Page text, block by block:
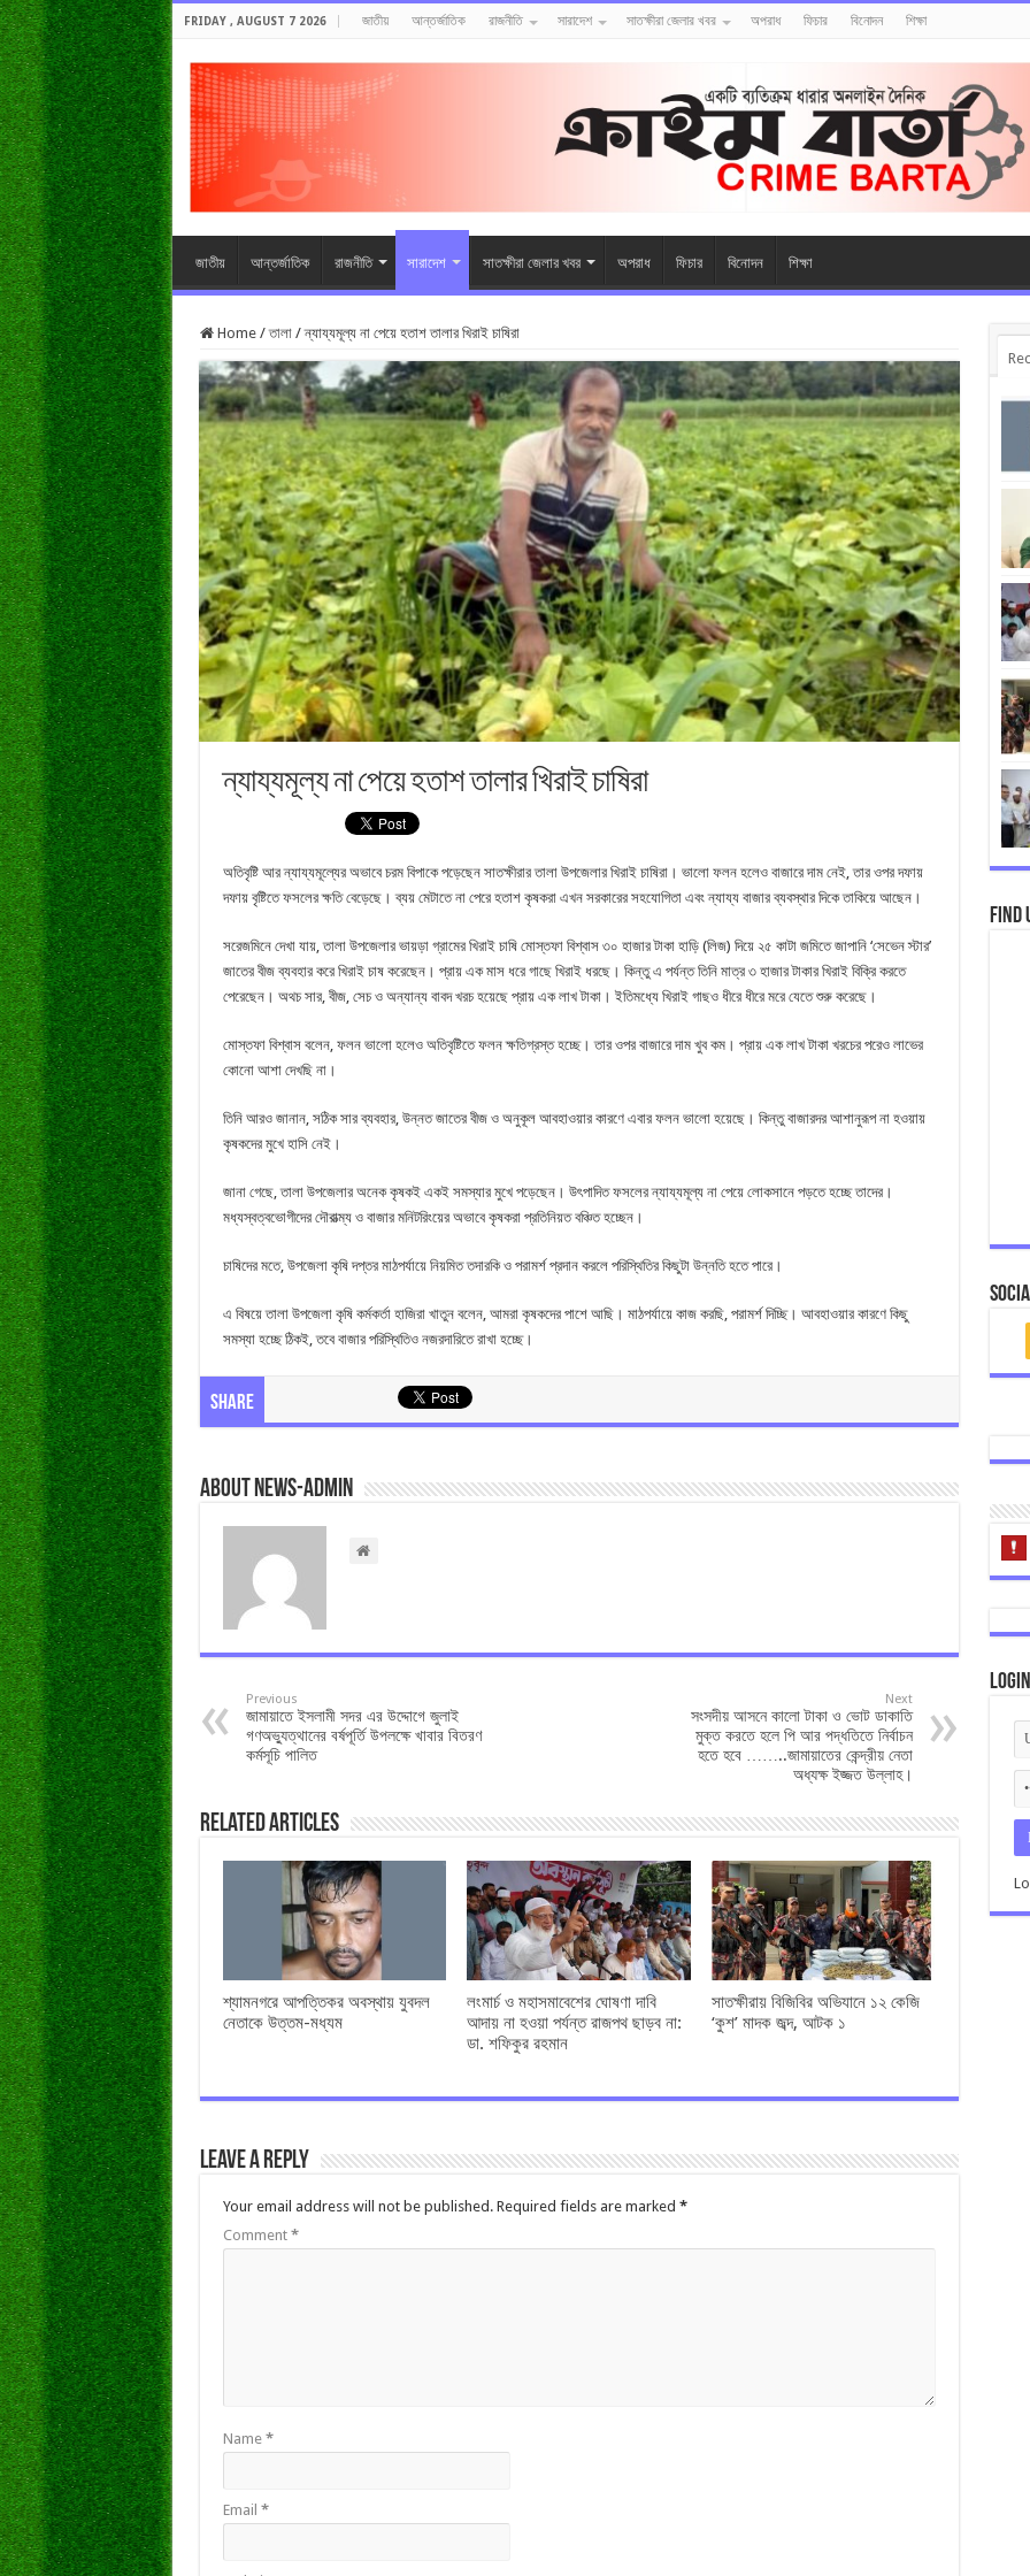
FRIDAY , AUGUST 7 2026 জাতীয় আন্তর্জাতিক রাজনীতি সারাদেশ সাতক্ষীরা জেলার খবর অপরাধ ফিচার বিনোদন শিক্ষা
জাতীয় আন্তর্জাতিক রাজনীতি সারাদেশ সাতক্ষীরা জেলার খবর অপরাধ ফিচার বিনোদন শিক্ষা
Home / তালা / ন্যায্যমূল্য না পেয়ে হতাশ তালার খিরাই চাষিরা
ন্যায্যমূল্য না পেয়ে হতাশ তালার খিরাই চাষিরা
অতিবৃষ্টি আর ন্যায্যমূল্যের অভাবে চরম বিপাকে পড়েছেন সাতক্ষীরার তালা উপজেলার খিরাই চাষিরা। ভালো ফলন হলেও বাজারে দাম নেই, তার ওপর দফায়
দফায় বৃষ্টিতে ফসলের ক্ষতি বেড়েছে। ব্যয় মেটাতে না পেরে হতাশ কৃষকরা এখন সরকারের সহযোগিতা এবং ন্যায্য বাজার ব্যবস্থার দিকে তাকিয়ে আছেন।
সরেজমিনে দেখা যায়, তালা উপজেলার ভায়ড়া গ্রামের খিরাই চাষি মোস্তফা বিশ্বাস ৩০ হাজার টাকা হাড়ি (লিজ) দিয়ে ২৫ কাটা জমিতে জাপানি ‘সেভেন স্টার’
জাতের বীজ ব্যবহার করে খিরাই চাষ করেছেন। প্রায় এক মাস ধরে গাছে খিরাই ধরছে। কিন্তু এ পর্যন্ত তিনি মাত্র ৩ হাজার টাকার খিরাই বিক্রি করতে
পেরেছেন। অথচ সার, বীজ, সেচ ও অন্যান্য বাবদ খরচ হয়েছে প্রায় এক লাখ টাকা। ইতিমধ্যে খিরাই গাছও ধীরে ধীরে মরে যেতে শুরু করেছে।
মোস্তফা বিশ্বাস বলেন, ফলন ভালো হলেও অতিবৃষ্টিতে ফলন ক্ষতিগ্রস্ত হচ্ছে। তার ওপর বাজারে দাম খুব কম। প্রায় এক লাখ টাকা খরচের পরেও লাভের
কোনো আশা দেখছি না।
তিনি আরও জানান, সঠিক সার ব্যবহার, উন্নত জাতের বীজ ও অনুকূল আবহাওয়ার কারণে এবার ফলন ভালো হয়েছে। কিন্তু বাজারদর আশানুরূপ না হওয়ায়
কৃষকদের মুখে হাসি নেই।
জানা গেছে, তালা উপজেলার অনেক কৃষকই একই সমস্যার মুখে পড়েছেন। উৎপাদিত ফসলের ন্যায্যমূল্য না পেয়ে লোকসানে পড়তে হচ্ছে তাদের।
মধ্যস্বত্বভোগীদের দৌরাত্ম্য ও বাজার মনিটরিংয়ের অভাবে কৃষকরা প্রতিনিয়ত বঞ্চিত হচ্ছেন।
চাষিদের মতে, উপজেলা কৃষি দপ্তর মাঠপর্যায়ে নিয়মিত তদারকি ও পরামর্শ প্রদান করলে পরিস্থিতির কিছুটা উন্নতি হতে পারে।
এ বিষয়ে তালা উপজেলা কৃষি কর্মকর্তা হাজিরা খাতুন বলেন, আমরা কৃষকদের পাশে আছি। মাঠপর্যায়ে কাজ করছি, পরামর্শ দিচ্ছি। আবহাওয়ার কারণে কিছু
সমস্যা হচ্ছে ঠিকই, তবে বাজার পরিস্থিতিও নজরদারিতে রাখা হচ্ছে।
Share
About news-admin
Previous
জামায়াতে ইসলামী সদর এর উদ্দোগে জুলাই
গণঅভ্যুত্থানের বর্ষপূর্তি উপলক্ষে খাবার বিতরণ
কর্মসূচি পালিত
Next
সংসদীয় আসনে কালো টাকা ও ভোট ডাকাতি
মুক্ত করতে হলে পি আর পদ্ধতিতে নির্বাচন
হতে হবে ……..জামায়াতের কেন্দ্রীয় নেতা
অধ্যক্ষ ইজ্জত উল্লাহ।
Related Articles
শ্যামনগরে আপত্তিকর অবস্থায় যুবদল
নেতাকে উত্তম-মধ্যম
লংমার্চ ও মহাসমাবেশের ঘোষণা দাবি
আদায় না হওয়া পর্যন্ত রাজপথ ছাড়ব না:
ডা. শফিকুর রহমান
সাতক্ষীরায় বিজিবির অভিযানে ১২ কেজি
‘কুশ’ মাদক জব্দ, আটক ১
Leave a Reply
Your email address will not be published. Required fields are marked *
Comment *
Name *
Email *
Find
Login